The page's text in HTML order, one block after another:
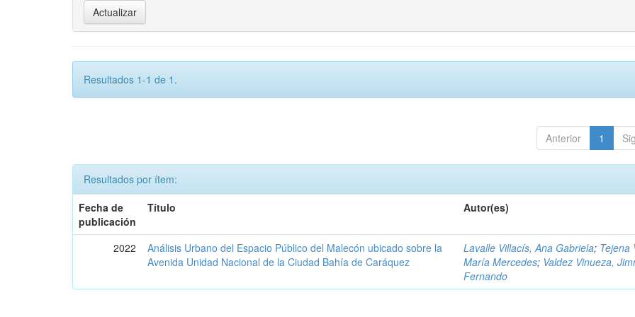
Resultados 1-1 de 1.
Anterior 1
Resultados por ítem:
Fecha de
publicación
Título Autor(es)
2022
Análisis Urbano del Espacio Público del Malecón ubicado sobre la
Avenida Unidad Nacional de la Ciudad Bahía de Caráquez
Lavalle Villacís, Ana Gabriela; Tejena
María Mercedes; Valdez Vinueza,
Fernando